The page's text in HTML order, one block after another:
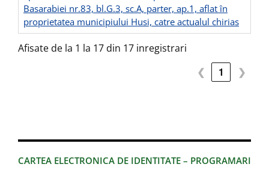
CARTEA ELECTRONICA DE IDENTITATE – PROGRAMARI
Basarabiei nr.83, bl.G.3, sc.A, parter, ap.1, aflat în
proprietatea municipiului Husi, catre actualul chirias
Afisate de la 1 la 17 din 17 inregistrari
❮ 1 ❯